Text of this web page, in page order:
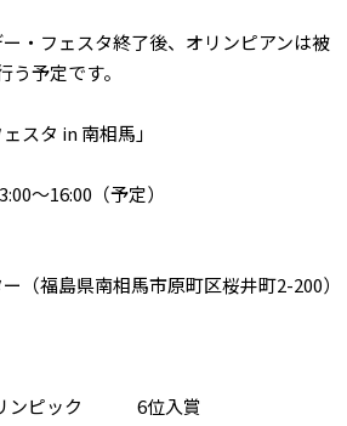
・フェスタ終了後、オリンピアンは被
予定です。
スタ in 南相馬」
〜16:00（予定）
（福島県南相馬市原町区桜井町2-200）
ンピック 6位入賞